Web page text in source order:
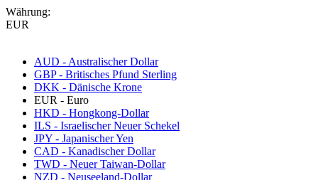
Währung:
EUR
AUD - Australischer Dollar
GBP - Britisches Pfund Sterling
DKK - Dänische Krone
EUR - Euro
HKD - Hongkong-Dollar
ILS - Israelischer Neuer Schekel
JPY - Japanischer Yen
CAD - Kanadischer Dollar
TWD - Neuer Taiwan-Dollar
NZD - Neuseeland-Dollar